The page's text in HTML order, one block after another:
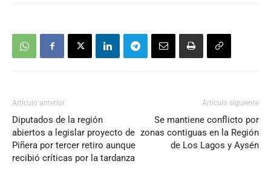
Artículo anterior
Diputados de la región
abiertos a legislar proyecto de
Piñera por tercer retiro aunque
recibió críticas por la tardanza
Artículo siguiente
Se mantiene conflicto por
zonas contiguas en la Región
de Los Lagos y Aysén